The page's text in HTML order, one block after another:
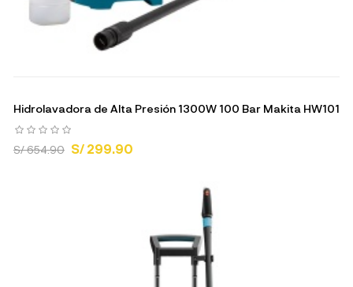
Hidrolavadora de Alta Presión 1300W 100 Bar Makita HW101
S/ 654.90 S/ 299.90